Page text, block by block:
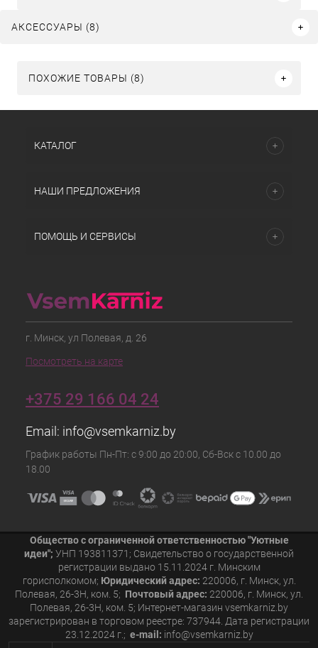
АКСЕССУАРЫ (8)
ПОХОЖИЕ ТОВАРЫ (8)
КАТАЛОГ
НАШИ ПРЕДЛОЖЕНИЯ
ПОМОЩЬ И СЕРВИСЫ
г. Минск, ул Полевая, д. 26
Посмотреть на карте
+375 29 166 04 24
Email: info@vsemkarniz.by
График работы Пн-Пт: с 9:00 до 20:00, Сб-Вск с 10.00 до
18.00
Общество с ограниченной ответственностью "Уютные
идеи"; УНП 193811371; Свидетельство о государственной
регистрации выдано 15.11.2024 г. Минским
горисполкомом; Юридический адрес: 220006, г. Минск, ул.
Полевая, 26-3Н, ком. 5; Почтовый адрес: 220006, г. Минск, ул.
Полевая, 26-3Н, ком. 5; Интернет-магазин vsemkarniz.by
зарегистрирован в торговом реестре: 737944. Дата регистрации
23.12.2024 г.; e-mail: info@vsemkarniz.by